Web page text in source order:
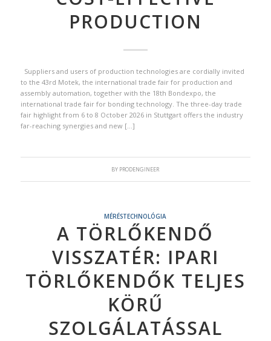
PRODUCTION
Suppliers and users of production technologies are cordially invited
to the 43rd Motek, the international trade fair for production and
assembly automation, together with the 18th Bondexpo, the
international trade fair for bonding technology. The three-day trade
fair highlight from 6 to 8 October 2026 in Stuttgart offers the industry
far-reaching synergies and new […]
BY PRODENGINEER
MÉRÉSTECHNOLÓGIA
A TÖRLŐKENDŐ
VISSZATÉR: IPARI
TÖRLŐKENDŐK TELJES
KÖRŰ
SZOLGÁLATÁSSAL